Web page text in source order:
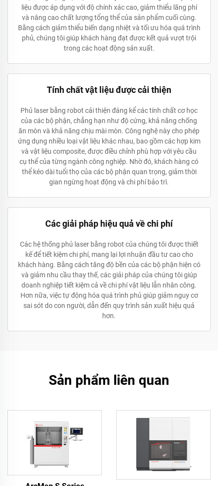
liệu được áp dụng với độ chính xác cao, giảm thiểu lãng phí
và nâng cao chất lượng tổng thể của sản phẩm cuối cùng.
Bằng cách giảm thiểu biến dạng nhiệt và tối ưu hóa quá trình
phủ, chúng tôi giúp khách hàng đạt được kết quả vượt trội
trong các hoạt động sản xuất.
Tính chất vật liệu được cải thiện
Phủ laser bằng robot cải thiện đáng kể các tính chất cơ học
của các bộ phận, chẳng hạn như độ cứng, khả năng chống
ăn mòn và khả năng chịu mài mòn. Công nghệ này cho phép
ứng dụng nhiều loại vật liệu khác nhau, bao gồm các hợp kim
và vật liệu composite, được điều chỉnh phù hợp với yêu cầu
cụ thể của từng ngành công nghiệp. Nhờ đó, khách hàng có
thể kéo dài tuổi thọ của các bộ phận quan trọng, giảm thời
gian ngừng hoạt động và chi phí bảo trì.
Các giải pháp hiệu quả về chi phí
Các hệ thống phủ laser bằng robot của chúng tôi được thiết
kế để tiết kiệm chi phí, mang lại lợi nhuận đầu tư cao cho
khách hàng. Bằng cách tăng độ bền của các bộ phận hiện có
và giảm nhu cầu thay thế, các giải pháp của chúng tôi giúp
doanh nghiệp tiết kiệm cả về chi phí vật liệu lẫn nhân công.
Hơn nữa, việc tự động hóa quá trình phủ giúp giảm nguy cơ
sai sót do con người, dẫn đến quy trình sản xuất hiệu quả
hơn.
Sản phẩm liên quan